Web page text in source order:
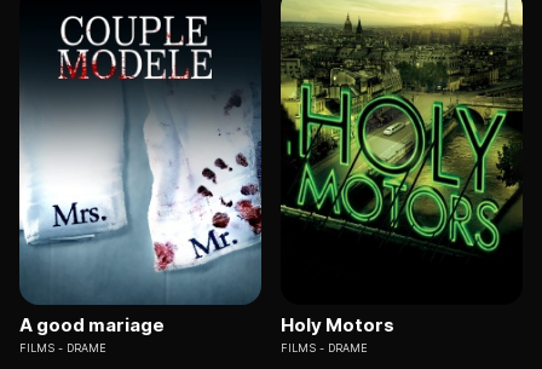
A good mariage
FILMS DRAME
Holy Motors
FILMS DRAME